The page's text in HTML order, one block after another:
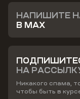
НАПИШИТЕ
В MAX
НА
Никакого спама,
чтобы быть в